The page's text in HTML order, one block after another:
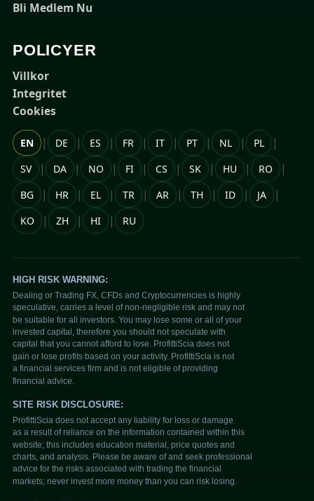
Bli Medlem Nu
POLICYER
Villkor
Integritet
Cookies
EN | DE | ES | FR | IT | PT | NL | PL |
SV | DA | NO | FI | CS | SK | HU | RO |
BG | HR | EL | TR | AR | TH | ID | JA |
KO | ZH | HI | RU